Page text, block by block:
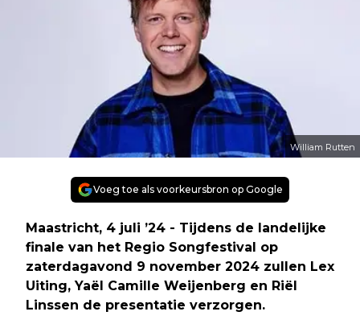
William Rutten
Voeg toe als voorkeursbron op Google
Maastricht, 4 juli ’24 - Tijdens de landelijke
finale van het Regio Songfestival op
zaterdagavond 9 november 2024 zullen Lex
Uiting, Yaël Camille Weijenberg en Riël
Linssen de presentatie verzorgen.